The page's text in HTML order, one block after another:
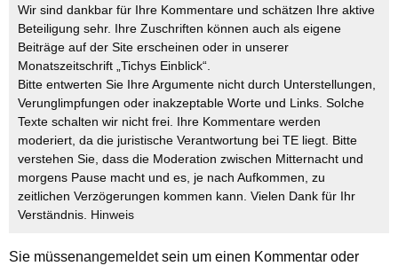
Wir sind dankbar für Ihre Kommentare und schätzen Ihre aktive
Beteiligung sehr. Ihre Zuschriften können auch als eigene
Beiträge auf der Site erscheinen oder in unserer
Monatszeitschrift „Tichys Einblick“.
Bitte entwerten Sie Ihre Argumente nicht durch Unterstellungen,
Verunglimpfungen oder inakzeptable Worte und Links. Solche
Texte schalten wir nicht frei. Ihre Kommentare werden
moderiert, da die juristische Verantwortung bei TE liegt. Bitte
verstehen Sie, dass die Moderation zwischen Mitternacht und
morgens Pause macht und es, je nach Aufkommen, zu
zeitlichen Verzögerungen kommen kann. Vielen Dank für Ihr
Verständnis. Hinweis
Sie müssenangemeldetsein um einen Kommentar oder